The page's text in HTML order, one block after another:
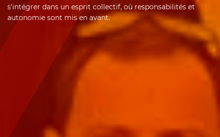
s'intégrer dans un esprit collectif, où responsabilités et
autonomie sont mis en avant.